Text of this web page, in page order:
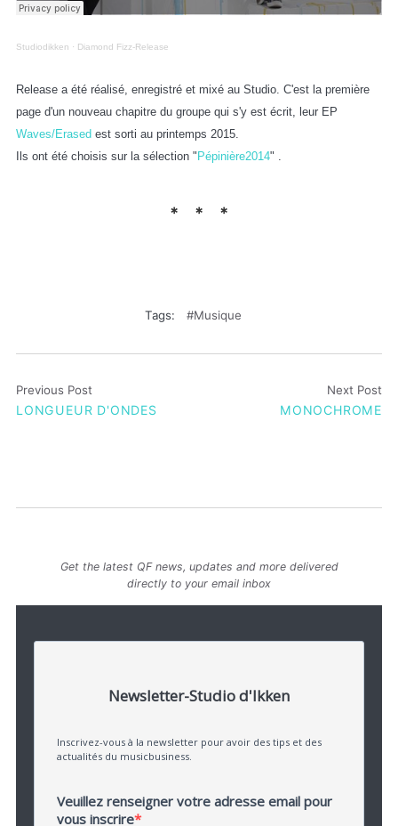
Studiodikken · Diamond Fizz-Release
Release a été réalisé, enregistré et mixé au Studio. C'est la première
page d'un nouveau chapitre du groupe qui s'y est écrit, leur EP
Waves/Erasedest sorti au printemps 2015.
Ils ont été choisis sur la sélection "Pépinière2014" .
Tags: Musique
Previous Post
LONGUEUR D'ONDES
Next Post
MONOCHROME
Get the latest QF news, updates and more delivered
directly to your email inbox